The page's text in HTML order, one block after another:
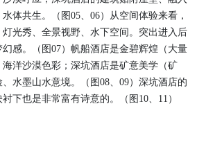
体共生。（图05、06）从空间体验来看，
光秀、全景视野、水下空间。突出进入后
感。（图07）帆船酒店是金碧辉煌（大量
洋沙漠色彩；深坑酒店是矿意美学（矿
水墨山水意境。（图08、09）深坑酒店的
下也是非常富有诗意的。（图10、11）